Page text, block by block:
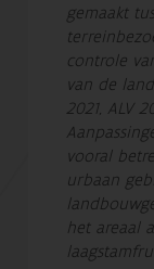
gemaakt
controle
van de
2021, ALV
vooral
urbaan
het areaal